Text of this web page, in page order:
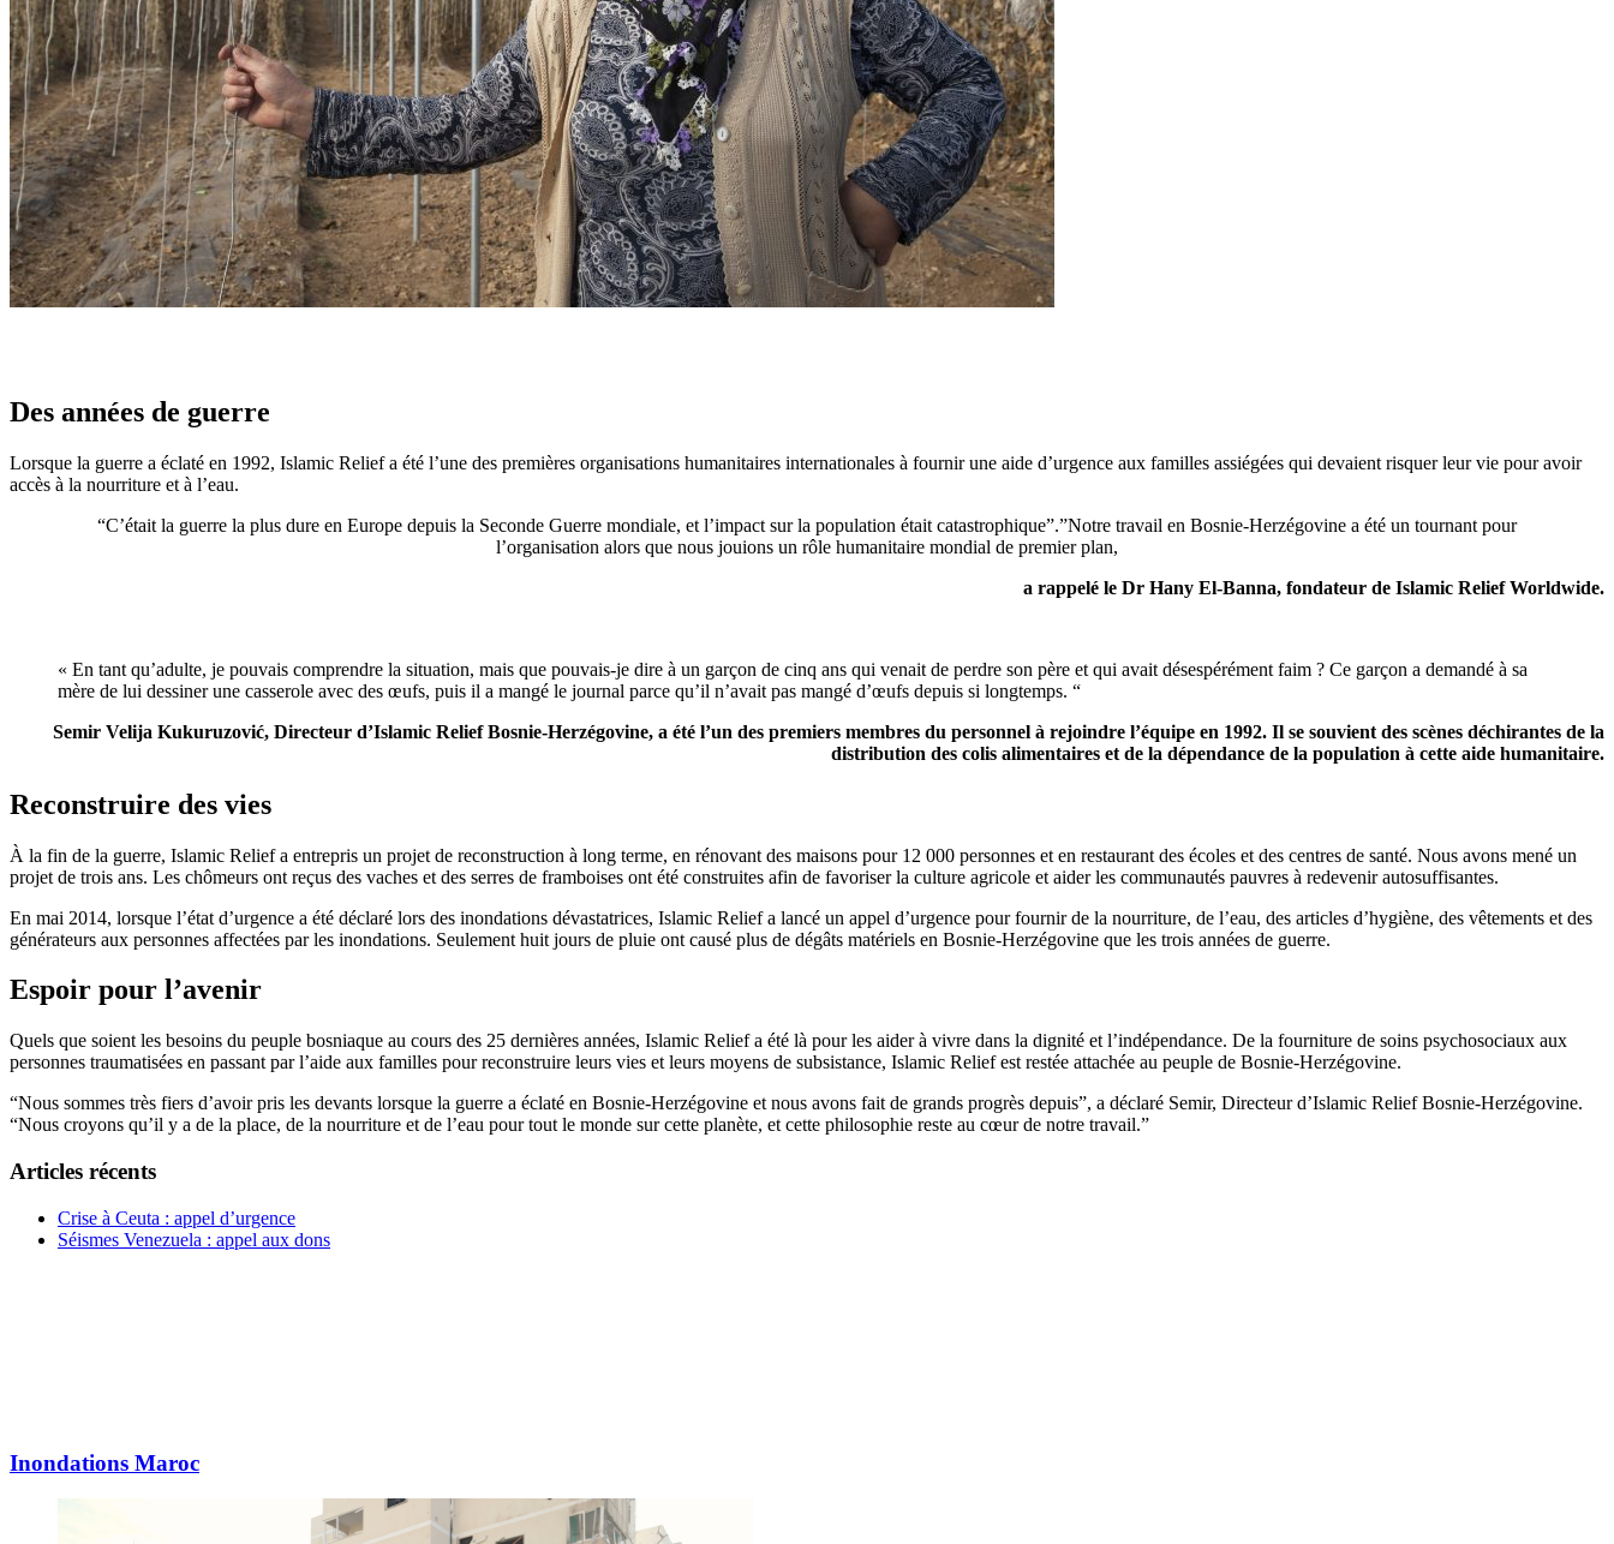
Des années de guerre
Lorsque la guerre a éclaté en 1992, Islamic Relief a été l’une des premières organisations humanitaires internationales à fournir une aide d’urgence aux familles assiégées qui devaient risquer leur vie pour avoir
accès à la nourriture et à l’eau.
“C’était la guerre la plus dure en Europe depuis la Seconde Guerre mondiale, et l’impact sur la population était catastrophique”.”Notre travail en Bosnie-Herzégovine a été un tournant pour
l’organisation alors que nous jouions un rôle humanitaire mondial de premier plan,
a rappelé le Dr Hany El-Banna, fondateur de Islamic Relief Worldwide.
« En tant qu’adulte, je pouvais comprendre la situation, mais que pouvais-je dire à un garçon de cinq ans qui venait de perdre son père et qui avait désespérément faim ? Ce garçon a demandé à sa
mère de lui dessiner une casserole avec des œufs, puis il a mangé le journal parce qu’il n’avait pas mangé d’œufs depuis si longtemps. “
Semir Velija Kukuruzović, Directeur d’Islamic Relief Bosnie-Herzégovine, a été l’un des premiers membres du personnel à rejoindre l’équipe en 1992. Il se souvient des scènes déchirantes de la
distribution des colis alimentaires et de la dépendance de la population à cette aide humanitaire.
Reconstruire des vies
À la fin de la guerre, Islamic Relief a entrepris un projet de reconstruction à long terme, en rénovant des maisons pour 12 000 personnes et en restaurant des écoles et des centres de santé. Nous avons mené un
projet de trois ans. Les chômeurs ont reçus des vaches et des serres de framboises ont été construites afin de favoriser la culture agricole et aider les communautés pauvres à redevenir autosuffisantes.
En mai 2014, lorsque l’état d’urgence a été déclaré lors des inondations dévastatrices, Islamic Relief a lancé un appel d’urgence pour fournir de la nourriture, de l’eau, des articles d’hygiène, des vêtements et des
générateurs aux personnes affectées par les inondations. Seulement huit jours de pluie ont causé plus de dégâts matériels en Bosnie-Herzégovine que les trois années de guerre.
Espoir pour l’avenir
Quels que soient les besoins du peuple bosniaque au cours des 25 dernières années, Islamic Relief a été là pour les aider à vivre dans la dignité et l’indépendance. De la fourniture de soins psychosociaux aux
personnes traumatisées en passant par l’aide aux familles pour reconstruire leurs vies et leurs moyens de subsistance, Islamic Relief est restée attachée au peuple de Bosnie-Herzégovine.
“Nous sommes très fiers d’avoir pris les devants lorsque la guerre a éclaté en Bosnie-Herzégovine et nous avons fait de grands progrès depuis”, a déclaré Semir, Directeur d’Islamic Relief Bosnie-Herzégovine.
“Nous croyons qu’il y a de la place, de la nourriture et de l’eau pour tout le monde sur cette planète, et cette philosophie reste au cœur de notre travail.”
Articles récents
Crise à Ceuta : appel d’urgence
Séismes Venezuela : appel aux dons
Inondations Maroc